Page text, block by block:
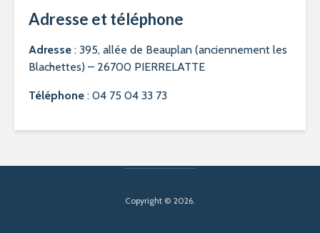
Adresse et téléphone
Adresse : 395, allée de Beauplan (anciennement les
Blachettes) – 26700 PIERRELATTE
Téléphone : 04 75 04 33 73
Copyright © 2026.